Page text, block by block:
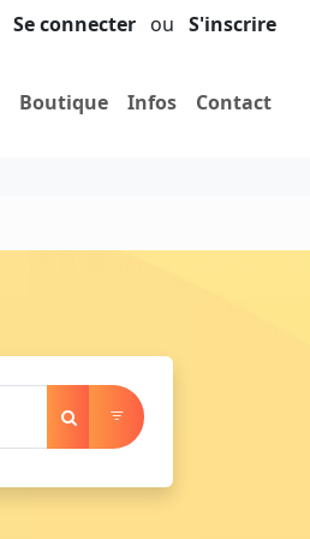
Se connecter ou S'inscrire
Boutique Infos Contact